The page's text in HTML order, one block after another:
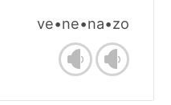
ve•ne•na•zo